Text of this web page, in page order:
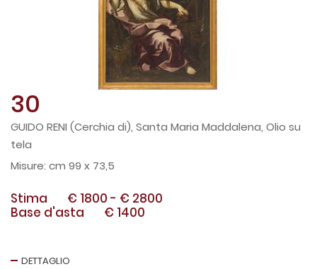
30
GUIDO RENI (Cerchia di), Santa Maria Maddalena, Olio su
tela
cm 99 x 73,5
Stima € 1800 - € 2800
Base d'asta
€ 1400
DETTAGLIO